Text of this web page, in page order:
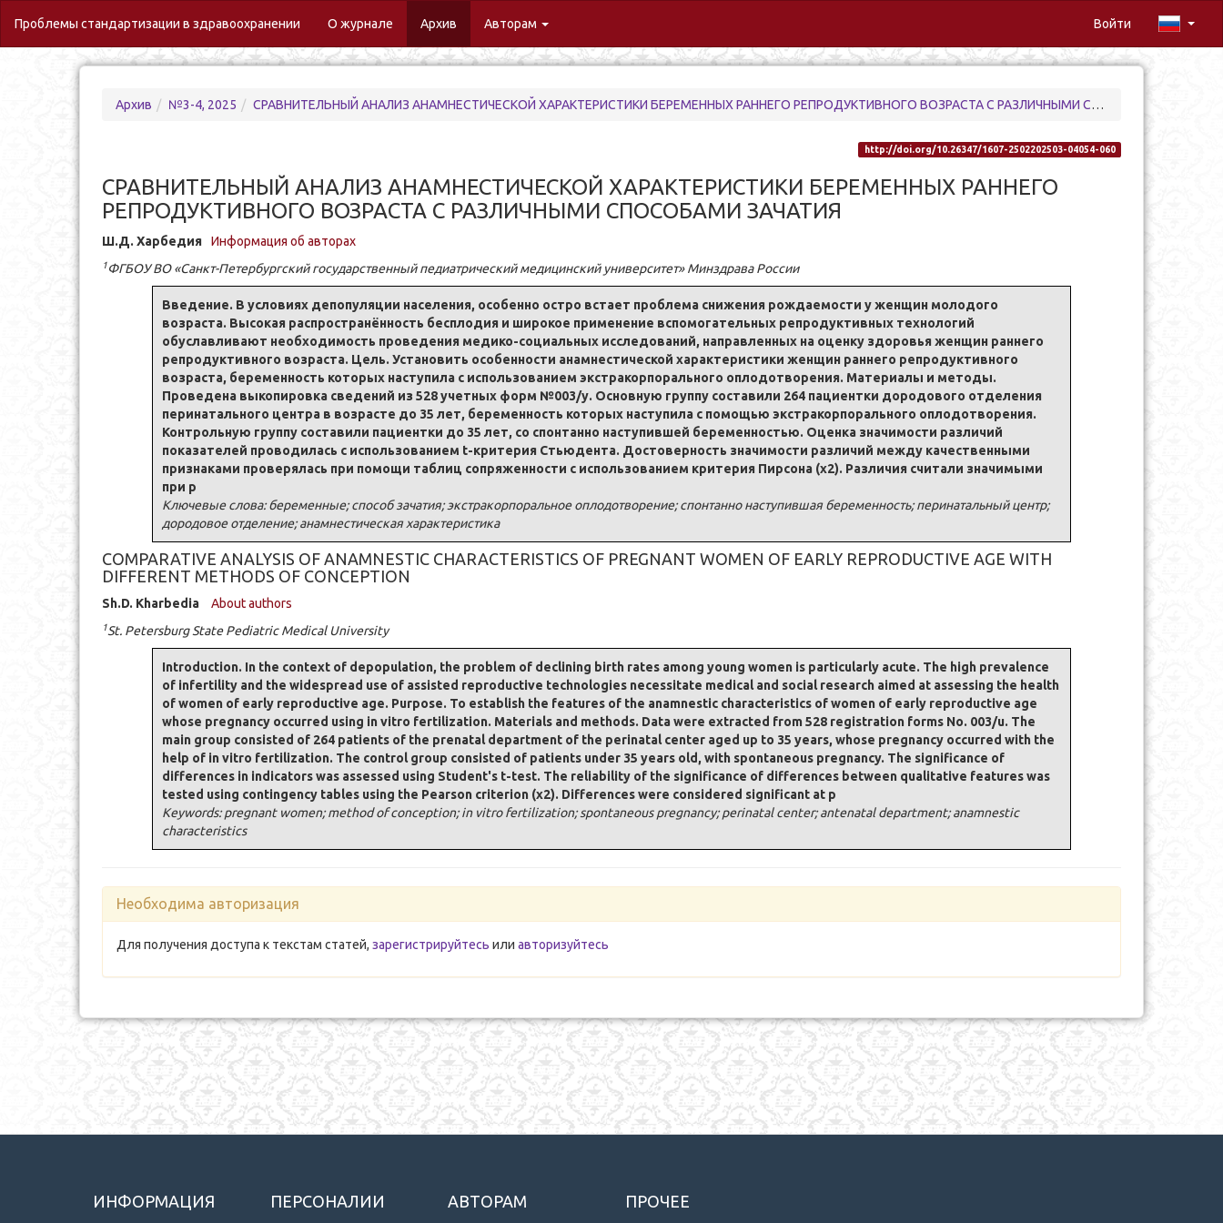
Проблемы стандартизации в здравоохранении О журнале (current)
Архив Авторам Войти
Архив №3-4, 2025 СРАВНИТЕЛЬНЫЙ АНАЛИЗ АНАМНЕСТИЧЕСКОЙ ХАРАКТЕРИСТИКИ БЕРЕМЕННЫХ РАННЕГО РЕПРОДУКТИВНОГО ВОЗРАСТА С РАЗЛИЧНЫМИ СПОСОБАМИ ЗАЧАТИЯ
http://doi.org/10.26347/1607-2502202503-04054-060
СРАВНИТЕЛЬНЫЙ АНАЛИЗ АНАМНЕСТИЧЕСКОЙ ХАРАКТЕРИСТИКИ БЕРЕМЕННЫХ РАННЕГО
РЕПРОДУКТИВНОГО ВОЗРАСТА С РАЗЛИЧНЫМИ СПОСОБАМИ ЗАЧАТИЯ
Ш.Д. Харбедия Информация об авторах
1ФГБОУ ВО «Санкт-Петербургский государственный педиатрический медицинский университет» Минздрава России
Введение. В условиях депопуляции населения, особенно остро встает проблема снижения рождаемости у женщин молодого
возраста. Высокая распространённость бесплодия и широкое применение вспомогательных репродуктивных технологий
обуславливают необходимость проведения медико-социальных исследований, направленных на оценку здоровья женщин раннего
репродуктивного возраста. Цель. Установить особенности анамнестической характеристики женщин раннего репродуктивного
возраста, беременность которых наступила с использованием экстракорпорального оплодотворения. Материалы и методы.
Проведена выкопировка сведений из 528 учетных форм №003/у. Основную группу составили 264 пациентки дородового отделения
перинатального центра в возрасте до 35 лет, беременность которых наступила с помощью экстракорпорального оплодотворения.
Контрольную группу составили пациентки до 35 лет, со спонтанно наступившей беременностью. Оценка значимости различий
показателей проводилась с использованием t-критерия Стьюдента. Достоверность значимости различий между качественными
признаками проверялась при помощи таблиц сопряженности с использованием критерия Пирсона (χ2). Различия считали значимыми
при р
Ключевые слова: беременные; способ зачатия; экстракорпоральное оплодотворение; спонтанно наступившая беременность; перинатальный центр;
дородовое отделение; анамнестическая характеристика
COMPARATIVE ANALYSIS OF ANAMNESTIC CHARACTERISTICS OF PREGNANT WOMEN OF EARLY REPRODUCTIVE AGE WITH
DIFFERENT METHODS OF CONCEPTION
Sh.D. Kharbedia About authors
1St. Petersburg State Pediatric Medical University
Introduction. In the context of depopulation, the problem of declining birth rates among young women is particularly acute. The high prevalence
of infertility and the widespread use of assisted reproductive technologies necessitate medical and social research aimed at assessing the health
of women of early reproductive age. Purpose. To establish the features of the anamnestic characteristics of women of early reproductive age
whose pregnancy occurred using in vitro fertilization. Materials and methods. Data were extracted from 528 registration forms No. 003/u. The
main group consisted of 264 patients of the prenatal department of the perinatal center aged up to 35 years, whose pregnancy occurred with the
help of in vitro fertilization. The control group consisted of patients under 35 years old, with spontaneous pregnancy. The significance of
differences in indicators was assessed using Student's t-test. The reliability of the significance of differences between qualitative features was
tested using contingency tables using the Pearson criterion (χ2). Differences were considered significant at p
Keywords: pregnant women; method of conception; in vitro fertilization; spontaneous pregnancy; perinatal center; antenatal department; anamnestic
characteristics
Необходима авторизация
Для получения доступа к текстам статей, зарегистрируйтесь или авторизуйтесь
ИНФОРМАЦИЯ ПЕРСОНАЛИИ АВТОРАМ ПРОЧЕЕ